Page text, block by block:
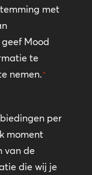
met
Mood
te
nemen.*
per
moment
van de
die wij je